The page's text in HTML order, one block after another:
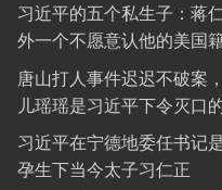
习近平的五个私生子：蒋
外一个不愿意认他的美国
唐山打人事件迟迟不破案
儿瑶瑶是习近平下令灭口
习近平在宁德地委任书记
孕生下当今太子习仁正